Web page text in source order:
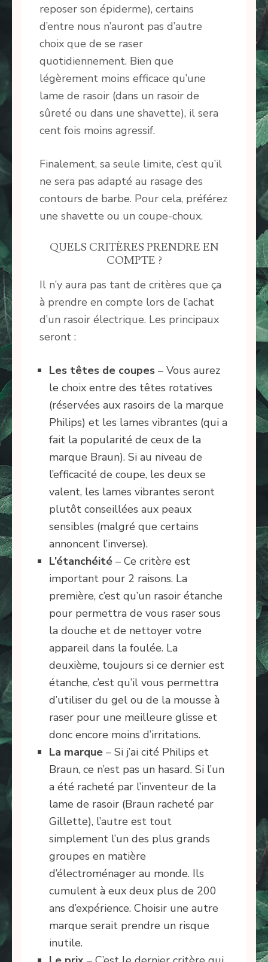
reposer son épiderme), certains
d’entre nous n’auront pas d’autre
choix que de se raser
quotidiennement. Bien que
légèrement moins efficace qu’une
lame de rasoir (dans un rasoir de
sûreté ou dans une shavette), il sera
cent fois moins agressif.
Finalement, sa seule limite, c’est qu’il
ne sera pas adapté au rasage des
contours de barbe. Pour cela, préférez
une shavette ou un coupe-choux.
QUELS CRITÈRES PRENDRE EN
COMPTE ?
Il n’y aura pas tant de critères que ça
à prendre en compte lors de l’achat
d’un rasoir électrique. Les principaux
seront :
Les têtes de coupes – Vous aurez
le choix entre des têtes rotatives
(réservées aux rasoirs de la marque
Philips) et les lames vibrantes (qui a
fait la popularité de ceux de la
marque Braun). Si au niveau de
l’efficacité de coupe, les deux se
valent, les lames vibrantes seront
plutôt conseillées aux peaux
sensibles (malgré que certains
annoncent l’inverse).
L’étanchéité – Ce critère est
important pour 2 raisons. La
première, c’est qu’un rasoir étanche
pour permettra de vous raser sous
la douche et de nettoyer votre
appareil dans la foulée. La
deuxième, toujours si ce dernier est
étanche, c’est qu’il vous permettra
d’utiliser du gel ou de la mousse à
raser pour une meilleure glisse et
donc encore moins d’irritations.
La marque – Si j’ai cité Philips et
Braun, ce n’est pas un hasard. Si l’un
a été racheté par l’inventeur de la
lame de rasoir (Braun racheté par
Gillette), l’autre est tout
simplement l’un des plus grands
groupes en matière
d’électroménager au monde. Ils
cumulent à eux deux plus de 200
ans d’expérience. Choisir une autre
marque serait prendre un risque
inutile.